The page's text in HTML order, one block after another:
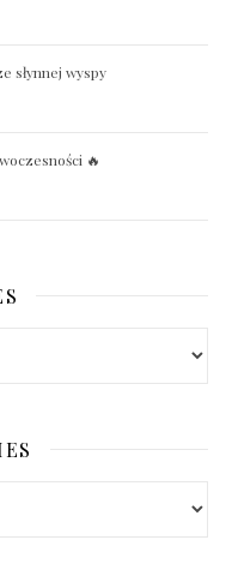
słynnej wyspy
🔥